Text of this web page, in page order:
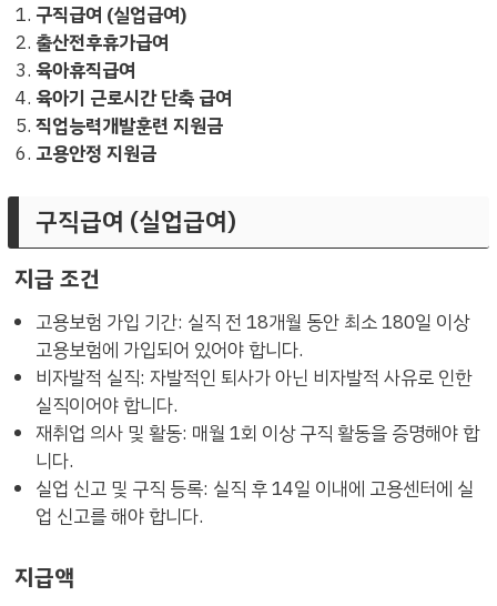
구직급여 (실업급여)
출산전후휴가급여
육아휴직급여
육아기 근로시간 단축 급여
직업능력개발훈련 지원금
고용안정 지원금
구직급여 (실업급여)
지급 조건
고용보험 가입 기간: 실직 전 18개월 동안 최소 180일 이상
고용보험에 가입되어 있어야 합니다.
비자발적 실직: 자발적인 퇴사가 아닌 비자발적 사유로 인한
실직이어야 합니다.
재취업 의사 및 활동: 매월 1회 이상 구직 활동을 증명해야 합
니다.
실업 신고 및 구직 등록: 실직 후 14일 이내에 고용센터에 실
업 신고를 해야 합니다.
지급액